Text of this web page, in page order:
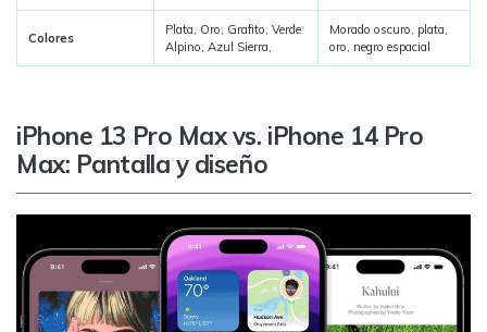
Colores
Plata, Oro, Grafito, Verde
Alpino, Azul Sierra,
Morado oscuro, plata,
oro, negro espacial
iPhone 13 Pro Max vs. iPhone 14 Pro
Max: Pantalla y diseño